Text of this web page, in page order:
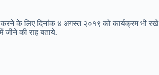
के लिए दिनांक ४ अगस्त २०१९ को कार्यक्रम भी रखे
जीने की राह बताये.